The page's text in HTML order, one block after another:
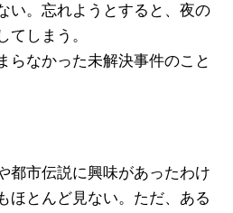
い。忘れようとすると、夜の
てしまう。
らなかった未解決事件のこと
都市伝説に興味があったわけ
ほとんど見ない。ただ、ある